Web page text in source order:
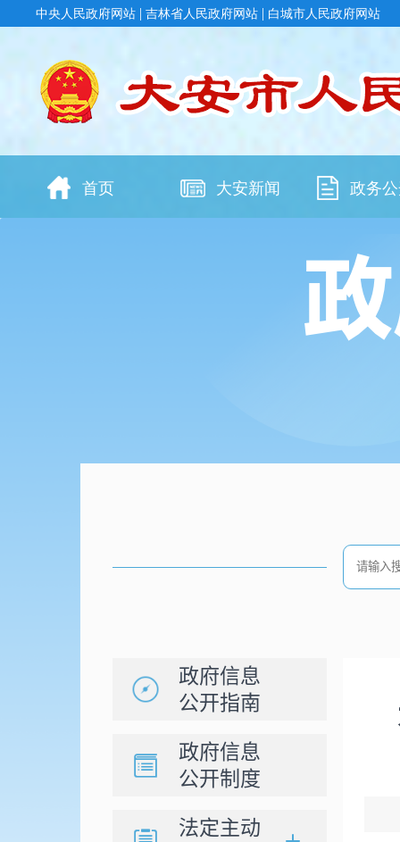
政府信息
公开指南
政府信息
公开制度
法定主动